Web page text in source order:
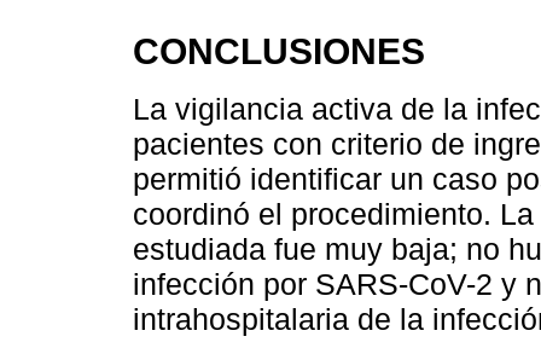
CONCLUSIONES
La vigilancia activa de la
pacientes con criterio de
permitió identificar un caso
coordinó el procedimiento.
estudiada fue muy baja; no
infección por SARS-CoV-2 y
intrahospitalaria de la